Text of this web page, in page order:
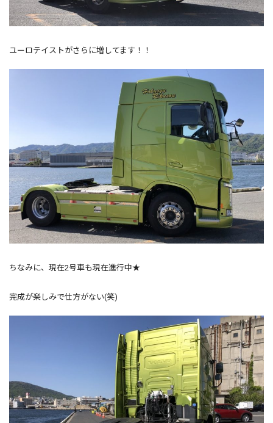
ユーロテイストがさらに増してます！！
ちなみに、現在2号車も現在進行中★
完成が楽しみで仕方がない(笑)